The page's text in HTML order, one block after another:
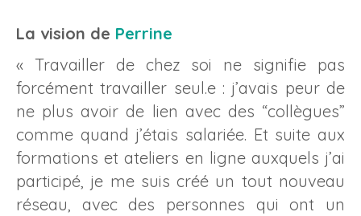
La vision de Perrine
« Travailler de chez soi ne signifie pas
forcément travailler seul.e : j’avais peur de
ne plus avoir de lien avec des “collègues”
comme quand j’étais salariée. Et suite aux
formations et ateliers en ligne auxquels j’ai
participé, je me suis créé un tout nouveau
réseau, avec des personnes qui ont un